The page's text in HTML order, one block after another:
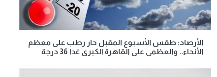
الأرصاد: طقس الأسبوع المقبل حار رطب على معظم
الأنحاء.. والعظمى على القاهرة الكبرى غدا 36 درجة